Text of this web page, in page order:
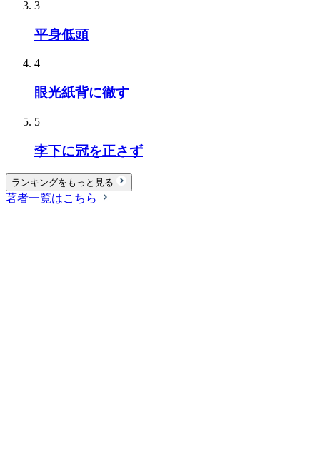
3
平身低頭
4
眼光紙背に徹す
5
李下に冠を正さず
ランキングをもっと見る
著者一覧はこちら